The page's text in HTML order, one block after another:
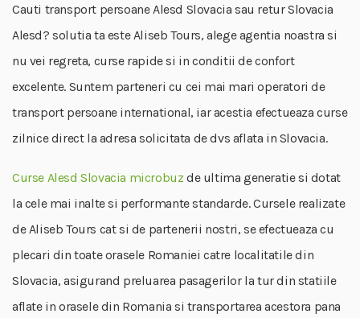
Cauti transport persoane Alesd Slovacia sau retur Slovacia
Alesd? solutia ta este Aliseb Tours, alege agentia noastra si
nu vei regreta, curse rapide si in conditii de confort
excelente. Suntem parteneri cu cei mai mari operatori de
transport persoane international, iar acestia efectueaza curse
zilnice direct la adresa solicitata de dvs aflata in Slovacia.
Curse Alesd Slovacia microbuz de ultima generatie si dotat
la cele mai inalte si performante standarde. Cursele realizate
de Aliseb Tours cat si de partenerii nostri, se efectueaza cu
plecari din toate orasele Romaniei catre localitatile din
Slovacia, asigurand preluarea pasagerilor la tur din statiile
aflate in orasele din Romania si transportarea acestora pana